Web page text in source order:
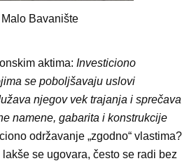
Bavanište
aktima: Investiciono
se poboljšavaju uslovi
njegov vek trajanja i sprečava
namene, gabarita i konstrukcije
održavanje „zgodno“ vlastima?
lakše se ugovara, često se radi bez